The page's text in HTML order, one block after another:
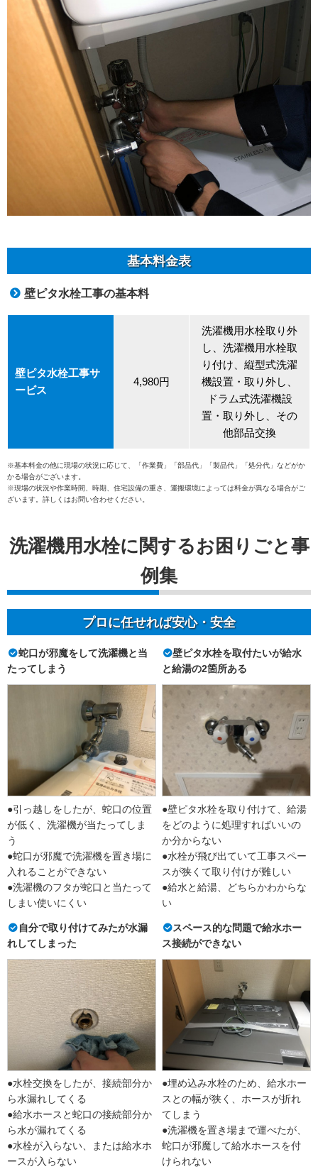
基本料金表
壁ピタ水栓工事の基本料
壁ピタ水栓工事サ
ービス
4,980円
洗濯機用水栓取り外
し、洗濯機用水栓取
り付け、縦型式洗濯
機設置・取り外し、
ドラム式洗濯機設
置・取り外し、その
他部品交換
※基本料金の他に現場の状況に応じて、「作業費」「部品代」「製品代」「処分代」などがか
かる場合がございます。
※現場の状況や作業時間、時期、住宅設備の重さ、運搬環境によっては料金が異なる場合がご
ざいます。詳しくはお問い合わせください。
洗濯機用水栓に関するお困りごと事
例集
プロに任せれば安心・安全
蛇口が邪魔をして洗濯機と当
たってしまう
●引っ越しをしたが、蛇口の位置
が低く、洗濯機が当たってしま
う
●蛇口が邪魔で洗濯機を置き場に
入れることができない
●洗濯機のフタが蛇口と当たって
しまい使いにくい
壁ピタ水栓を取付たいが給水
と給湯の2箇所ある
●壁ピタ水栓を取り付けて、給湯
をどのように処理すればいいの
か分からない
●水栓が飛び出ていて工事スペー
スが狭くて取り付けが難しい
●給水と給湯、どちらかわからな
い
自分で取り付けてみたが水漏
れしてしまった
●水栓交換をしたが、接続部分か
ら水漏れしてくる
●給水ホースと蛇口の接続部分か
ら水が漏れてくる
●水栓が入らない、または給水ホ
ースが入らない
スペース的な問題で給水ホー
ス接続ができない
●埋め込み水栓のため、給水ホー
スとの幅が狭く、ホースが折れ
てしまう
●洗濯機を置き場まで運べたが、
蛇口が邪魔して給水ホースを付
けられない